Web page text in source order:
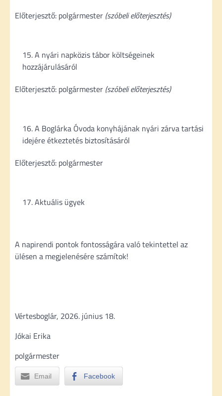
Előterjesztő: polgármester (szóbeli előterjesztés)
A nyári napközis tábor költségeinek
hozzájárulásáról
Előterjesztő: polgármester (szóbeli előterjesztés)
A Boglárka Óvoda konyhájának nyári zárva tartási
idejére étkeztetés biztosításáról
Előterjesztő: polgármester
Aktuális ügyek
A napirendi pontok fontosságára való tekintettel az
ülésen a megjelenésére számítok!
Vértesboglár, 2026. június 18.
Jókai Erika
polgármester
Email Facebook